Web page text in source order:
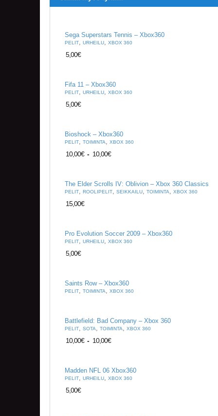
Sega Superstars Tennis – Xbox360
PELIT, URHEILU, XBOX 360
5,00€
Fifa 11 – Xbox360
PELIT, URHEILU, XBOX 360
5,00€
Bioshock – Xbox360
PELIT, TOIMINTA, XBOX 360
10,00€ - 10,00€
The Elder Scrolls IV: Oblivion – Xbox 360 Classics
PELIT, ROOLIPELIT, SEIKKAILU, TOIMINTA, XBOX 360
15,00€
Pro Evolution Soccer 2009 – Xbox360
PELIT, URHEILU, XBOX 360
5,00€
Saints Row – Xbox360
PELIT, TOIMINTA, XBOX 360
Battlefield: Bad Company – Xbox 360
PELIT, SOTA, TOIMINTA, XBOX 360
10,00€ - 10,00€
Madden NFL 06 Xbox360
PELIT, URHEILU, XBOX 360
5,00€